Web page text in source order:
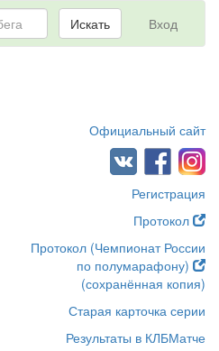
Вход
Искать
Официальный сайт
Регистрация
Протокол
Протокол (Чемпионат России
по полумарафону)
(сохранённая копия)
Старая карточка серии
Результаты в КЛБМатче